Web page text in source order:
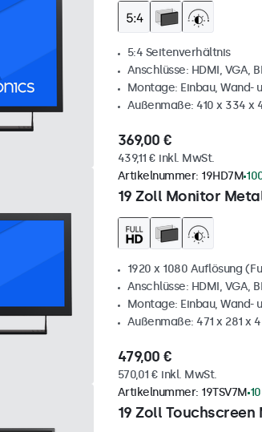
5:4 Seitenverhältnis
Anschlüsse: HDMI, VGA,
Montage: Einbau, Wand-
Außenmaße: 410 x 334 x
369,00 €
439,11 € inkl. MwSt.
19 Zoll Monitor
Artikelnummer: 19HD7M
1920 x 1080 Auflösung
Anschlüsse: HDMI, VGA,
Montage: Einbau, Wand-
Außenmaße: 471 x 281 x
479,00 €
570,01 € inkl. MwSt.
19 Zoll
Artikelnummer: 19TSV7M